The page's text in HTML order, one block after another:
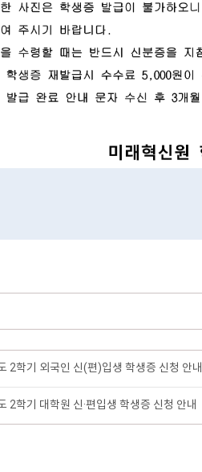
2학기 외국인 신(편)입생 학생증 신청 안내
2학기 대학원 신·편입생 학생증 신청 안내